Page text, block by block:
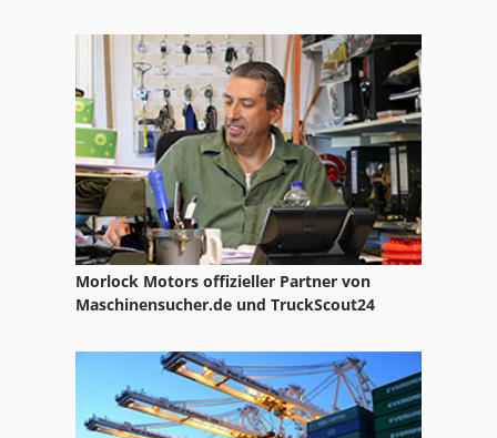
Morlock Motors offizieller Partner von
Maschinensucher.de und TruckScout24